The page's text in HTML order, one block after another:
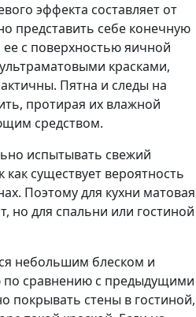
эффекта составляет от
представить себе конечную
с поверхностью яичной
красками,
Пятна и следы на
протирая их влажной
средством.
испытывать свежий
существует вероятность
Поэтому для кухни матовая
но для спальни или гостиной
небольшим блеском и
сравнению с предыдущими
покрывать стены в гостиной,